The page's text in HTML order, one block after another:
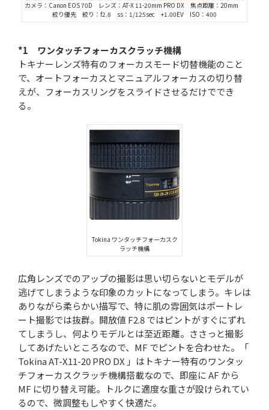
カメラ：Canon EOS 70D レンズ：AT-X 11-20mm PRO DX 焦点距離：20mm
絞り優先 絞り：f2.8 ss：1/125sec +1.00EV ISO：400
*1 ワンタッチフォーカスクラッチ機構
トキナーレンズ特有のフォーカスモード切替機能のこと
で、オートフォーカスとマニュアルフォーカスの切り替
えが、フォーカスリングをスライドさせるだけででき
る。
Tokina ワンタッチフォーカスク
ラッチ機構
広角レンズでのアップの撮影は思い切らないとモデルが
逃げてしまうような印象のカットになってしまう。キレは
ありながら柔らかい描写で、特に肌の雰囲気はポートレ
ート撮影では抜群。開放値 F2.8 ではピントがすぐにずれ
てしまうし、何よりモデルとは至近距離。ささっと撮影
してあげたいところなので、MF でピントを合わせた。「
Tokina AT-X11-20 PRO DX 」はトキナー特有のワンタッ
チフォーカスクラッチ機構搭載なので、即座に AF から
MF に切り替え可能。トルクに適度な重さが設けられてい
るので、微調整もしやすく快適だ。